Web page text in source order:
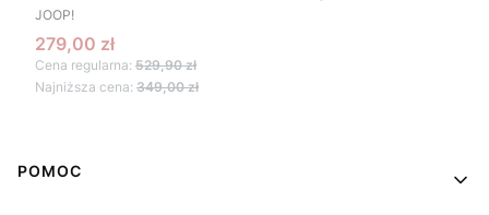
PRODUCENT
JOOP!
Cena promocyjna
279,00 zł
Cena regularna: 529,90 zł
Najniższa cena: 349,00 zł
Linki w stopce
POMOC